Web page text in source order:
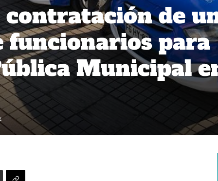
de
funcionarios para
Municipal